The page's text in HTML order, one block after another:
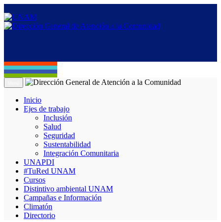
Inicio
Ejes de trabajo
Inclusión
Salud
Seguridad
Sustentabilidad
Integración Comunitaria
UNAPDI
#TuRed UNAM
Cursos
Distintivo ambiental UNAM
Campañas e Información
Climatón
Directorio